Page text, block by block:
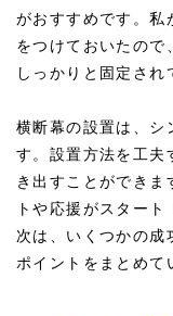
がおすすめです。私
をつけておいたので
しっかりと固定され
横断幕の設置は、シ
す。設置方法を工夫
き出すことができま
トや応援がスタート
次は、いくつかの成
ポイントをまとめて